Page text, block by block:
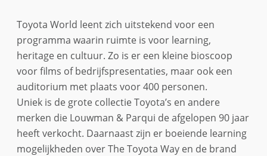
Toyota World leent zich uitstekend voor een
programma waarin ruimte is voor learning,
heritage en cultuur. Zo is er een kleine bioscoop
voor films of bedrijfspresentaties, maar ook een
auditorium met plaats voor 400 personen.
Uniek is de grote collectie Toyota’s en andere
merken die Louwman & Parqui de afgelopen 90 jaar
heeft verkocht. Daarnaast zijn er boeiende learning
mogelijkheden over The Toyota Way en de brand